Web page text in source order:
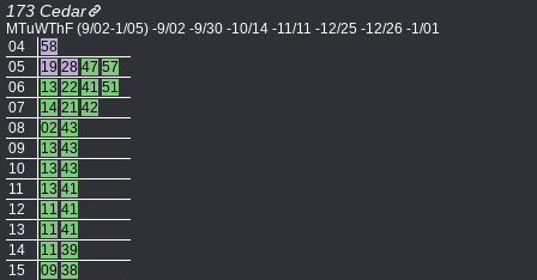
173 Cedar
MTuWThF (9/02-1/05) -9/02 -9/30 -10/14 -11/11 -12/25 -12/26 -1/01
04
58
05
19 28 47 57
06
13 22 41 51
07
14 21 42
08
02 43
09
13 43
10
13 43
11
13 41
12
11 41
13
11 41
14
11 39
15
09 38